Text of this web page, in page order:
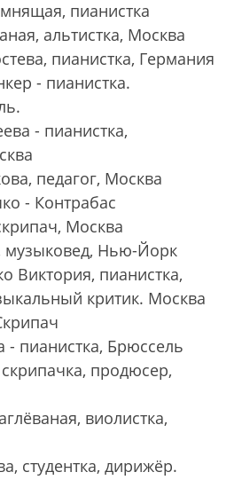
пианистка
альтистка, Москва
пианистка, Германия
- пианистка.
- пианистка,
педагог, Москва
- Контрабас
Москва
музыковед, Нью-Йорк
Виктория, пианистка,
критик. Москва
- пианистка, Брюссель
продюсер,
виолистка,
студентка, дирижёр.